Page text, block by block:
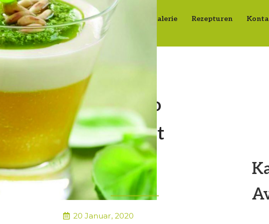
Anfang RG Group Früchte Galerie Rezepturen
Glas Mango
und Joghurt
mit süßem
Pesto
20 Januar, 2020